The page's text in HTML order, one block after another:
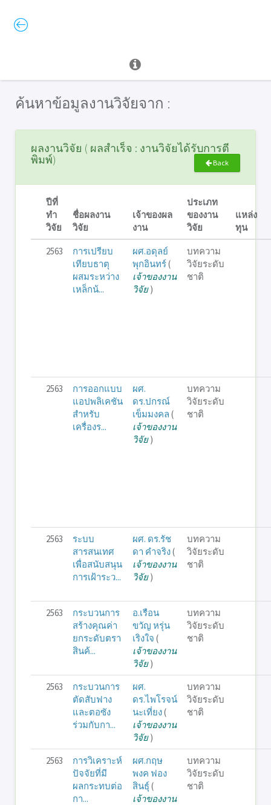
ค้นหาข้อมูลงานวิจัยจาก :
ผลงานวิจัย ( ผลสำเร็จ : งานวิจัยได้รับการตี
พิมพ์)
Back
ปีที่
ทำ
วิจัย
ชื่อผลงาน
วิจัย
เจ้าของผล
งาน
ประเภท
ของงาน
วิจัย
แหล่ง
ทุน
2563
การเปรียบ
เทียบธาตุ
ผสมระหว่าง
เหล็กน้...
ผศ.อดุลย์
พุกอินทร์(
เจ้าของงาน
วิจัย)
บทความ
วิจัยระดับ
ชาติ
2563
การออกแบบ
แอปพลิเคชัน
สำหรับ
เครื่องร...
ผศ.
ดร.ปกรณ์
เข็มมงคล (
เจ้าของงาน
วิจัย)
บทความ
วิจัยระดับ
ชาติ
2563
ระบบ
สารสนเทศ
เพื่อสนับสนุน
การเฝ้าระว...
ผศ. ดร.รัช
ดา คำจริง(
เจ้าของงาน
วิจัย)
บทความ
วิจัยระดับ
ชาติ
2563
กระบวนการ
สร้างคุณค่า
ยกระดับตรา
สินค้...
อ.เรือน
ขวัญ หรุ่น
เริงใจ (
เจ้าของงาน
วิจัย)
บทความ
วิจัยระดับ
ชาติ
2563
กระบวนการ
ตัดสับฟาง
และตอซัง
ร่วมกับกา...
ผศ.
ดร.ไพโรจน์
นะเที่ยง(
เจ้าของงาน
วิจัย)
บทความ
วิจัยระดับ
ชาติ
2563
การวิเคราะห์
ปัจจัยที่มี
ผลกระทบต่อ
กา...
ผศ.กฤษ
พงค ฟอง
สินธุ์(
เจ้าของงาน
บทความ
วิจัยระดับ
ชาติ